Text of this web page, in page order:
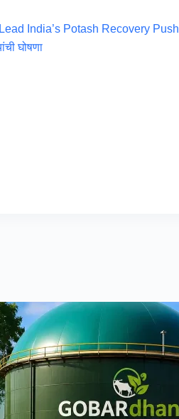
India’s Potash Recovery Push
घोषणा